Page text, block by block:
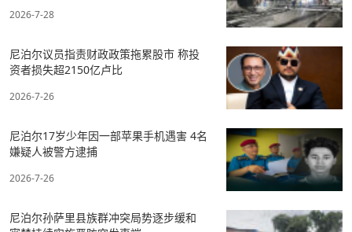
2026-7-28
尼泊尔议员指责财政政策拖累股市 称投
资者损失超2150亿卢比
2026-7-26
尼泊尔17岁少年因一部苹果手机遇害 4名
嫌疑人被警方逮捕
2026-7-26
尼泊尔孙萨里县族群冲突局势逐步缓和